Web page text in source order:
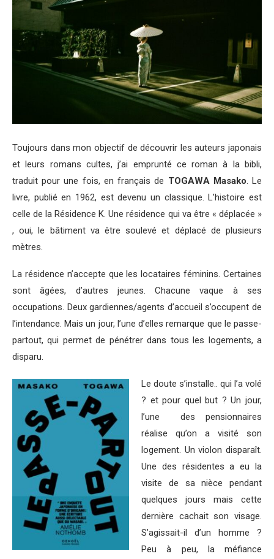
Toujours dans mon objectif de découvrir les auteurs japonais
et leurs romans cultes, j’ai emprunté ce roman à la bibli,
traduit pour une fois, en français de TOGAWA Masako. Le
livre, publié en 1962, est devenu un classique. L’histoire est
celle de la Résidence K. Une résidence qui va être « déplacée »
, oui, le bâtiment va être soulevé et déplacé de plusieurs
mètres.
La résidence n’accepte que les locataires féminins. Certaines
sont âgées, d’autres jeunes. Chacune vaque à ses
occupations. Deux gardiennes/agents d’accueil s’occupent de
l’intendance. Mais un jour, l’une d’elles remarque que le passe-
partout, qui permet de pénétrer dans tous les logements, a
disparu.
Le doute s’installe.. qui l’a volé
? et pour quel but ? Un jour,
l’une des pensionnaires
réalise qu’on a visité son
logement. Un violon disparaît.
Une des résidentes a eu la
visite de sa nièce pendant
quelques jours mais cette
dernière cachait son visage.
S’agissait-il d’un homme ?
Peu à peu, la méfiance